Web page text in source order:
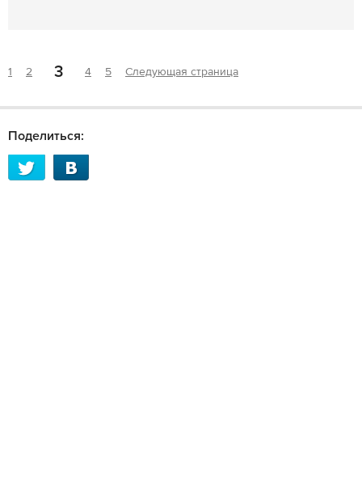
1 2 3 4 5 Следующая страница
Поделиться: